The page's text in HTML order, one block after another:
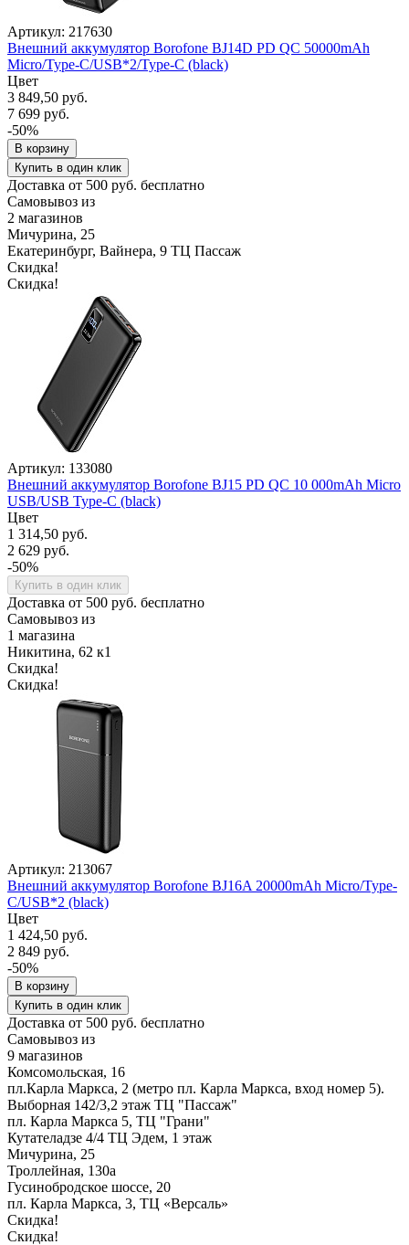
Артикул: 217630
Внешний аккумулятор Borofone BJ14D PD QC 50000mAh
Micro/Type-C/USB*2/Type-C (black)
Цвет
3 849,50 руб.
7 699 руб.
-50%
В корзину
Купить в один клик
Доставка от 500 руб. бесплатно
Самовывоз из
2 магазинов
Мичурина, 25
Екатеринбург, Вайнера, 9 ТЦ Пассаж
Скидка!
Скидка!
Артикул: 133080
Внешний аккумулятор Borofone BJ15 PD QC 10 000mAh Micro
USB/USB Type-C (black)
Цвет
1 314,50 руб.
2 629 руб.
-50%
Купить в один клик
Доставка от 500 руб. бесплатно
Самовывоз из
1 магазина
Никитина, 62 к1
Скидка!
Скидка!
Артикул: 213067
Внешний аккумулятор Borofone BJ16A 20000mAh Micro/Type-
C/USB*2 (black)
Цвет
1 424,50 руб.
2 849 руб.
-50%
В корзину
Купить в один клик
Доставка от 500 руб. бесплатно
Самовывоз из
9 магазинов
Комсомольская, 16
пл.Карла Маркса, 2 (метро пл. Карла Маркса, вход номер 5).
Выборная 142/3,2 этаж ТЦ "Пассаж"
пл. Карла Маркса 5, ТЦ "Грани"
Кутателадзе 4/4 ТЦ Эдем, 1 этаж
Мичурина, 25
Троллейная, 130а
Гусинобродское шоссе, 20
пл. Карла Маркса, 3, ТЦ «Версаль»
Скидка!
Скидка!